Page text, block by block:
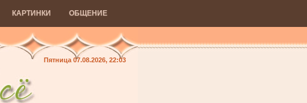
КАРТИНКИ ОБЩЕНИЕ
Пятница 07.08.2026, 22:03